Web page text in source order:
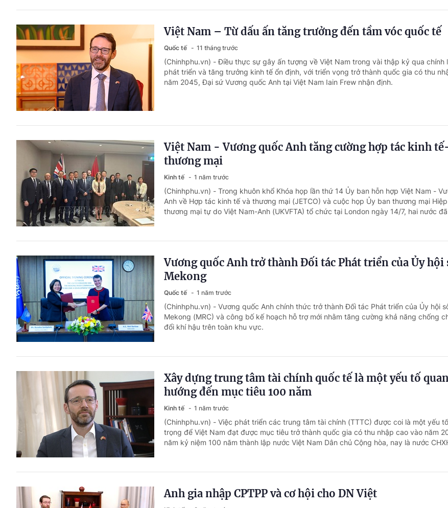
Việt Nam – Từ dấu ấn tăng trưởng đến tầm vóc quốc tế
Quốc tế 11 tháng trước
(Chinhphu.vn) - Điều thực sự gây ấn tượng về Việt Nam trong vài thập kỷ qua chính
phát triển và tăng trưởng kinh tế ổn định, với triển vọng trở thành quốc gia có thu
năm 2045, Đại sứ Vương quốc Anh tại Việt Nam Iain Frew nhận định.
Việt Nam - Vương quốc Anh tăng cường hợp tác kinh
thương mại
Kinh tế 1 năm trước
(Chinhphu.vn) - Trong khuôn khổ Khóa họp lần thứ 14 Ủy ban hỗn hợp Việt Nam -
Anh về Hợp tác kinh tế và thương mại (JETCO) và cuộc họp Ủy ban thương mại
thương mại tự do Việt Nam-Anh (UKVFTA) tổ chức tại London ngày 14/7, hai nước
Vương quốc Anh trở thành Đối tác Phát triển của Ủy hội
Mekong
Quốc tế 1 năm trước
(Chinhphu.vn) - Vương quốc Anh chính thức trở thành Đối tác Phát triển của Ủy hội
Mekong (MRC) và công bố kế hoạch hỗ trợ mới nhằm tăng cường khả năng chống
đổi khí hậu trên toàn khu vực.
Xây dựng trung tâm tài chính quốc tế là một yếu tố
hướng đến mục tiêu 100 năm
Kinh tế 1 năm trước
(Chinhphu.vn) - Việc phát triển các trung tâm tài chính (TTTC) được coi là một yếu
trọng để Việt Nam đạt được mục tiêu trở thành quốc gia có thu nhập cao vào năm
năm kỷ niệm 100 năm thành lập nước Việt Nam Dân chủ Cộng hòa, nay là nước
Anh gia nhập CPTPP và cơ hội cho DN Việt